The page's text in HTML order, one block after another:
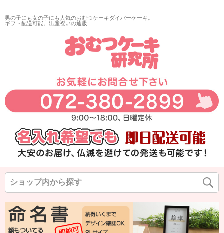
男の子にも女の子にも人気のおむつケーキダイパーケーキ。
ギフト配送可能。出産祝いの通販